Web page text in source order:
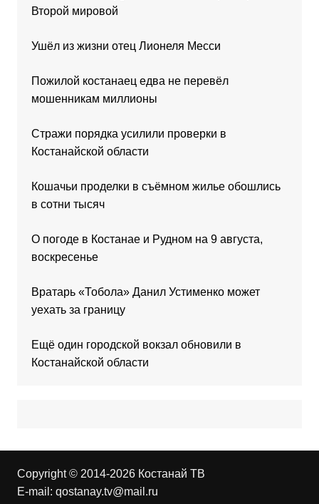
Второй мировой
Ушёл из жизни отец Лионеля Месси
Пожилой костанаец едва не перевёл
мошенникам миллионы
Стражи порядка усилили проверки в
Костанайской области
Кошачьи проделки в съёмном жилье обошлись
в сотни тысяч
О погоде в Костанае и Рудном на 9 августа,
воскресенье
Вратарь «Тобола» Данил Устименко может
уехать за границу
Ещё один городской вокзал обновили в
Костанайской области
Copyright © 2014-2026 Костанай ТВ
E-mail: qostanay.tv@mail.ru